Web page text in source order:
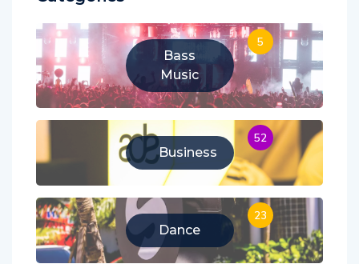
Bass
Music
5
Business
52
Dance
23